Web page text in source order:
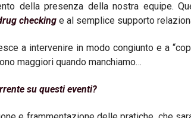
della presenza della nostra equipe.
checking e al semplice supporto
a intervenire in modo congiunto e a
maggiori quando manchiamo…
su questi eventi?